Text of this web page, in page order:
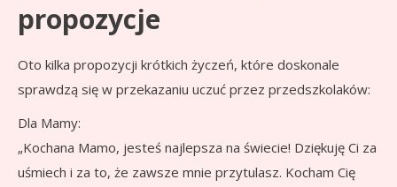
propozycje
Oto kilka propozycji krótkich życzeń, które doskonale
sprawdzą się w przekazaniu uczuć przez przedszkolaków:
Dla Mamy:
„Kochana Mamo, jesteś najlepsza na świecie! Dziękuję Ci za
uśmiech i za to, że zawsze mnie przytulasz. Kocham Cię